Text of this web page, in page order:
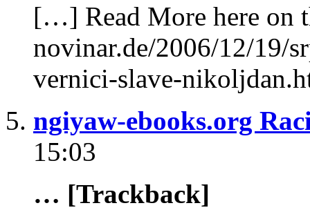
[…] Read More here on
novinar.de/2006/12/19/
vernici-slave-
ngiyaw-ebooks.org
15:03
… [Trackback]